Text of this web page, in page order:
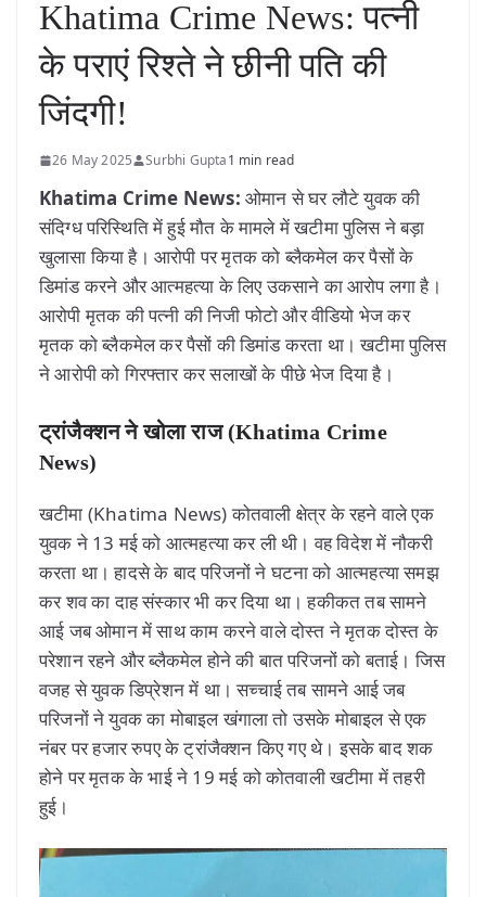
Khatima Crime News: पत्नी
के पराएं रिश्ते ने छीनी पति की
जिंदगी!
26 May 2025 Surbhi Gupta1 min read
Khatima Crime News: ओमान से घर लौटे युवक की
संदिग्ध परिस्थिति में हुई मौत के मामले में खटीमा पुलिस ने बड़ा
खुलासा किया है। आरोपी पर मृतक को ब्लैकमेल कर पैसों के
डिमांड करने और आत्महत्या के लिए उकसाने का आरोप लगा है।
आरोपी मृतक की पत्नी की निजी फोटो और वीडियो भेज कर
मृतक को ब्लैकमेल कर पैसों की डिमांड करता था। खटीमा पुलिस
ने आरोपी को गिरफ्तार कर सलाखों के पीछे भेज दिया है।
ट्रांजैक्शन ने खोला राज (Khatima Crime
News)
खटीमा (Khatima News) कोतवाली क्षेत्र के रहने वाले एक
युवक ने 13 मई को आत्महत्या कर ली थी। वह विदेश में नौकरी
करता था। हादसे के बाद परिजनों ने घटना को आत्महत्या समझ
कर शव का दाह संस्कार भी कर दिया था। हकीकत तब सामने
आई जब ओमान में साथ काम करने वाले दोस्त ने मृतक दोस्त के
परेशान रहने और ब्लैकमेल होने की बात परिजनों को बताई। जिस
वजह से युवक डिप्रेशन में था। सच्चाई तब सामने आई जब
परिजनों ने युवक का मोबाइल खंगाला तो उसके मोबाइल से एक
नंबर पर हजार रुपए के ट्रांजैक्शन किए गए थे। इसके बाद शक
होने पर मृतक के भाई ने 19 मई को कोतवाली खटीमा में तहरी
हुई।